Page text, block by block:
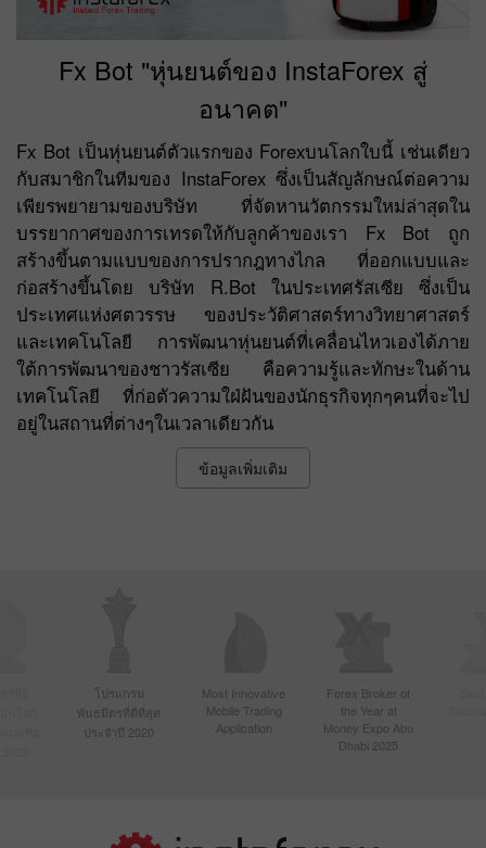
Fx Bot "หุ่นยนต์ของ InstaForex สู่
อนาคต"
Fx Bot เป็นหุ่นยนต์ตัวแรกของ Forexบนโลกใบนี้ เช่นเดียว
กับสมาชิกในทีมของ InstaForex ซึ่งเป็นสัญลักษณ์ต่อความ
เพียรพยายามของบริษัท ที่จัดหานวัตกรรมใหม่ล่าสุดใน
บรรยากาศของการเทรดให้กับลูกค้าของเรา Fx Bot ถูก
สร้างขึ้นตามแบบของการปรากฎทางไกล ที่ออกแบบและ
ก่อสร้างขึ้นโดย บริษัท R.Bot ในประเทศรัสเซีย ซึ่งเป็น
ประเทศแห่งศตวรรษ ของประวัติศาสตร์ทางวิทยาศาสตร์
และเทคโนโลยี การพัฒนาหุ่นยนต์ที่เคลื่อนไหวเองได้ภาย
ใต้การพัฒนาของชาวรัสเซีย คือความรู้และทักษะในด้าน
เทคโนโลยี ที่ก่อตัวความใฝ่ฝันของนักธุรกิจทุกๆคนที่จะไป
อยู่ในสถานที่ต่างๆในเวลาเดียวกัน
ข้อมูลเพิ่มเติม
โปรแกรม
พันธมิตรที่ดีที่สุด
ประจำปี 2020
Most Innovative
Mobile Trading
Application
Forex Broker of
the Year at
Money Expo Abu
Dhabi 2025